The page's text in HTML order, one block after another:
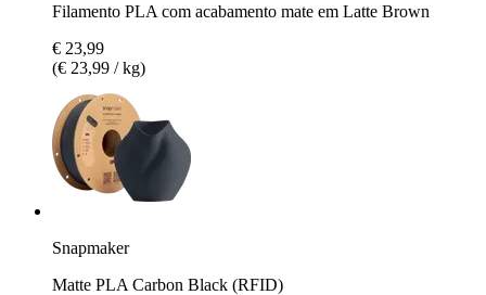
Filamento PLA com acabamento mate em Latte Brown
€ 23,99
(€ 23,99 / kg)
Snapmaker
Matte PLA Carbon Black (RFID)